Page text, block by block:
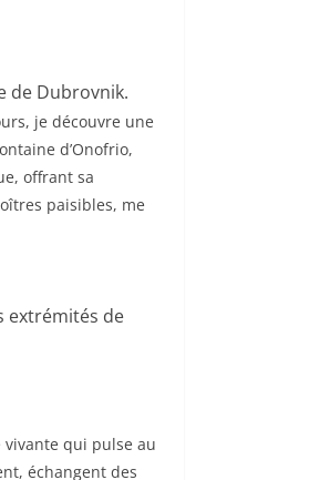
de Dubrovnik.
je découvre une
d’Onofrio,
offrant sa
paisibles, me
extrémités de
vivante qui pulse au
échangent des